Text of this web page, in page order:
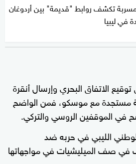
تكشف روابط "قديمة" بين أردوغان
في ليبيا
توقيع الاتفاق البحري وإرسال أنقرة
مستجدة مع موسكو، فمن الواضح
في الموقفين الروسي والتركي.
الليبي في حربه ضد
في صف الميليشيات في مواجهاتها